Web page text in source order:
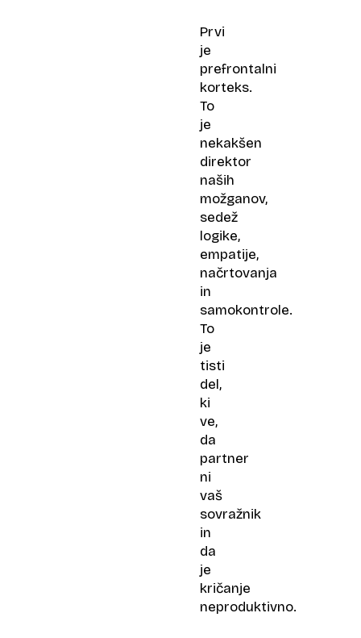
Prvi
je
prefrontalni
korteks.
To
je
nekakšen
direktor
naših
možganov,
sedež
logike,
empatije,
načrtovanja
in
samokontrole.
To
je
tisti
del,
ki
ve,
da
partner
ni
vaš
sovražnik
in
da
je
kričanje
neproduktivno.